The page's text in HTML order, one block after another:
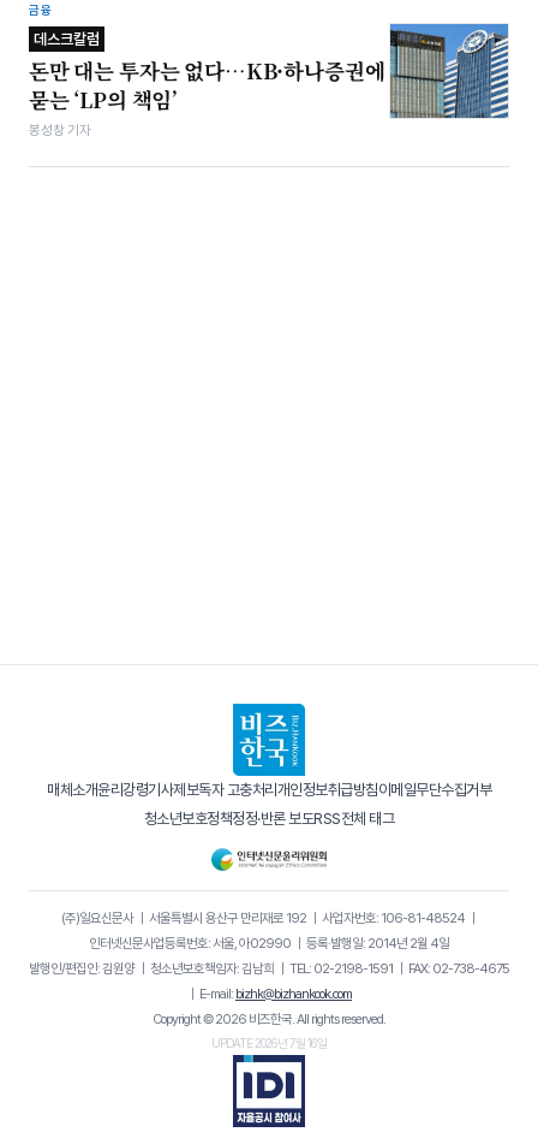
금융
데스크칼럼
돈만 대는 투자는 없다…KB·하나증권에
묻는 ‘LP의 책임’
봉성창 기자
매체소개윤리강령기사제보독자 고충처리 개인정보취급방침이메일무단수집거부
청소년보호정책정정·반론 보도RSS전체 태그
(주)일요신문사｜ 서울특별시 용산구 만리재로 192｜ 사업자번호: 106-81-48524｜
인터넷신문사업등록번호: 서울, 아02990
등록·발행일: 2014년 2월 4일
발행인/편집인: 김원양｜ 청소년보호책임자: 김남희 TEL: 02-2198-1591
FAX: 02-738-4675
E-mail: bizhk@bizhankook.com
Copyright © 2026 비즈한국. All rights reserved.
UPDATE 2026년 7월 16일